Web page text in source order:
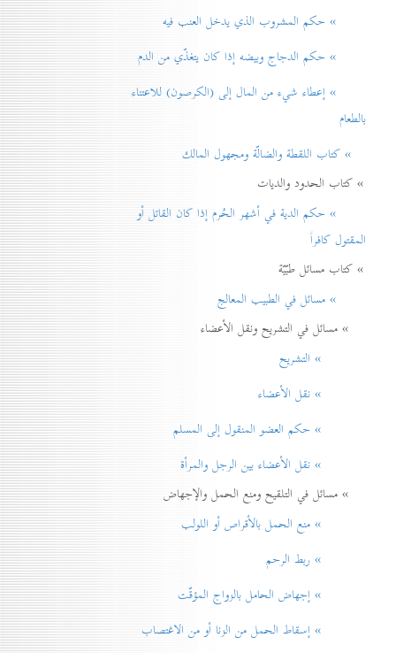
» حكم المشروب الذي يدخل العنب فيه
» حكم الدجاج وبيضه إذا كان يتغذّي من الدم
» إعطاء شيء من المال إلی (الكرصون) للاعتناء
بالطعام
» كتاب اللقطة والضالّة ومجهول المالك
» كتاب الحدود والديات
» حكم الدية في أشهر الحُرم إذا كان القاتل أو
المقتول كافراً
» كتاب مسائل طبّيّة
» مسائل في الطبيب المعالج
» مسائل في التشريح ونقل الأعضاء
» التشريح
» نقل الأعضاء
» حكم العضو المنقول إلی المسلم
» نقل الأعضاء بين الرجل والمرأة
» مسائل في التلقيح ومنع الحمل والإجهاض
» منع الحمل بالأقراص أو اللولب
» ربط الرحم
» إجهاض الحامل بالزواج المؤقّت
» إسقاط الحمل من الزنا أو من الاغتصاب